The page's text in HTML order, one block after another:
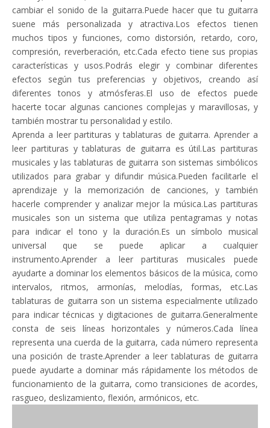
cambiar el sonido de la guitarra.Puede hacer que tu guitarra
suene más personalizada y atractiva.Los efectos tienen
muchos tipos y funciones, como distorsión, retardo, coro,
compresión, reverberación, etc.Cada efecto tiene sus propias
características y usos.Podrás elegir y combinar diferentes
efectos según tus preferencias y objetivos, creando así
diferentes tonos y atmósferas.El uso de efectos puede
hacerte tocar algunas canciones complejas y maravillosas, y
también mostrar tu personalidad y estilo.
Aprenda a leer partituras y tablaturas de guitarra. Aprender a
leer partituras y tablaturas de guitarra es útil.Las partituras
musicales y las tablaturas de guitarra son sistemas simbólicos
utilizados para grabar y difundir música.Pueden facilitarle el
aprendizaje y la memorización de canciones, y también
hacerle comprender y analizar mejor la música.Las partituras
musicales son un sistema que utiliza pentagramas y notas
para indicar el tono y la duración.Es un símbolo musical
universal que se puede aplicar a cualquier
instrumento.Aprender a leer partituras musicales puede
ayudarte a dominar los elementos básicos de la música, como
intervalos, ritmos, armonías, melodías, formas, etc.Las
tablaturas de guitarra son un sistema especialmente utilizado
para indicar técnicas y digitaciones de guitarra.Generalmente
consta de seis líneas horizontales y números.Cada línea
representa una cuerda de la guitarra, cada número representa
una posición de traste.Aprender a leer tablaturas de guitarra
puede ayudarte a dominar más rápidamente los métodos de
funcionamiento de la guitarra, como transiciones de acordes,
rasgueo, deslizamiento, flexión, armónicos, etc.